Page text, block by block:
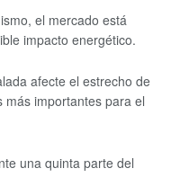
el mercado está
impacto energético.
afecte el estrecho de
importantes para el
una quinta parte del